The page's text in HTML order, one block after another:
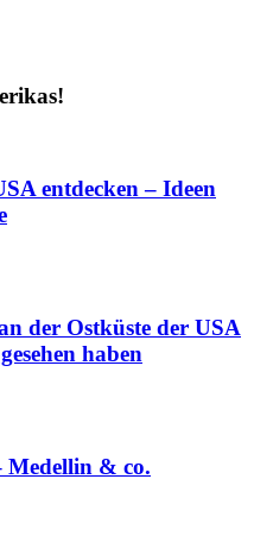
entdecken – Ideen
der Ostküste der USA
haben
Medellin & co.